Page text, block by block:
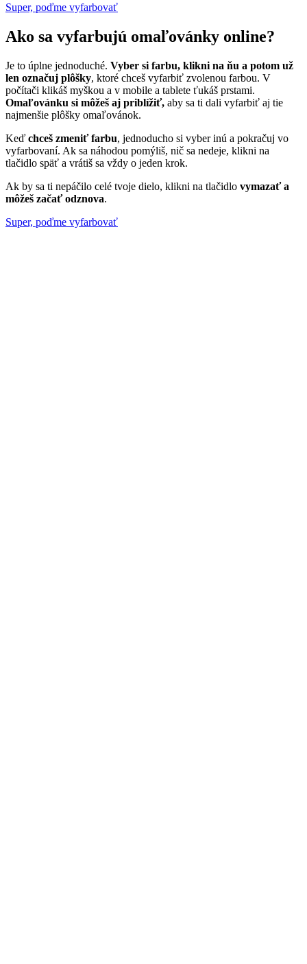
Super, poďme vyfarbovať
Ako sa vyfarbujú omaľovánky online?
Je to úplne jednoduché. Vyber si farbu, klikni na ňu a potom už
len označuj plôšky, ktoré chceš vyfarbiť zvolenou farbou. V
počítači klikáš myškou a v mobile a tablete ťukáš prstami.
Omaľovánku si môžeš aj priblížiť, aby sa ti dali vyfarbiť aj tie
najmenšie plôšky omaľovánok.
Keď chceš zmeniť farbu, jednoducho si vyber inú a pokračuj vo
vyfarbovaní. Ak sa náhodou pomýliš, nič sa nedeje, klikni na
tlačidlo späť a vrátiš sa vždy o jeden krok.
Ak by sa ti nepáčilo celé tvoje dielo, klikni na tlačidlo vymazať a
môžeš začať odznova.
Super, poďme vyfarbovať